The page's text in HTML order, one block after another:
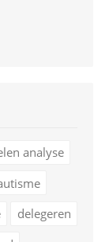
analyse
delegeren